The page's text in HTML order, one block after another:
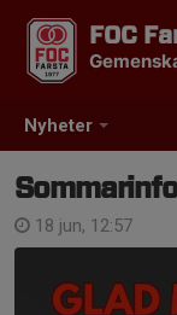
Nyheter
FOC
18 jun, 12:57